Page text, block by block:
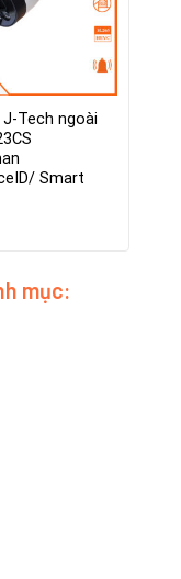
J-Tech ngoài
Smart
mục: